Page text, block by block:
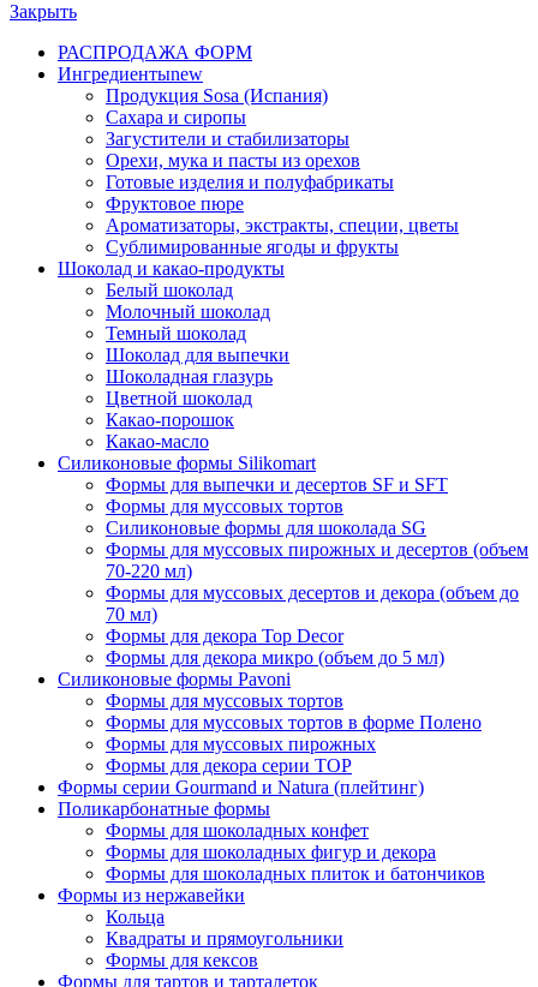
Закрыть
РАСПРОДАЖА ФОРМ
Ингредиентыnew
Продукция Sosa (Испания)
Сахара и сиропы
Загустители и стабилизаторы
Орехи, мука и пасты из орехов
Готовые изделия и полуфабрикаты
Фруктовое пюре
Ароматизаторы, экстракты, специи, цветы
Сублимированные ягоды и фрукты
Шоколад и какао-продукты
Белый шоколад
Молочный шоколад
Темный шоколад
Шоколад для выпечки
Шоколадная глазурь
Цветной шоколад
Какао-порошок
Какао-масло
Силиконовые формы Silikomart
Формы для выпечки и десертов SF и SFT
Формы для муссовых тортов
Силиконовые формы для шоколада SG
Формы для муссовых пирожных и десертов (объем
70-220 мл)
Формы для муссовых десертов и декора (объем до
70 мл)
Формы для декора Top Decor
Формы для декора микро (объем до 5 мл)
Силиконовые формы Pavoni
Формы для муссовых тортов
Формы для муссовых тортов в форме Полено
Формы для муссовых пирожных
Формы для декора серии TOP
Формы серии Gourmand и Natura (плейтинг)
Поликарбонатные формы
Формы для шоколадных конфет
Формы для шоколадных фигур и декора
Формы для шоколадных плиток и батончиков
Формы из нержавейки
Кольца
Квадраты и прямоугольники
Формы для кексов
Формы для тартов и тарталеток